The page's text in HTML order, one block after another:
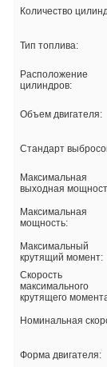
Количество
Тип топлива:
Расположение
цилиндров:
Объем двигателя:
Стандарт
Максимальная
выходная
Максимальная
мощность:
Максимальный
крутящий момент:
Скорость
максимального
крутящего
Номинальная
Форма двигателя: